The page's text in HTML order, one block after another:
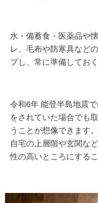
水・備蓄食・医薬品や
レ、毛布や防寒具など
プし、常に準備してお
令和6年 能登半島地震
をされていた場合でも
うことが想像できます
自宅の上層階や玄関な
性の高いところにする